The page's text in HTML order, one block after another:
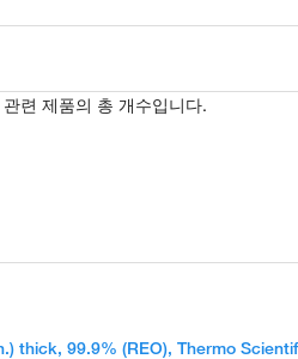
련 제품의 총 개수입니다.
thick, 99.9% (REO), Thermo